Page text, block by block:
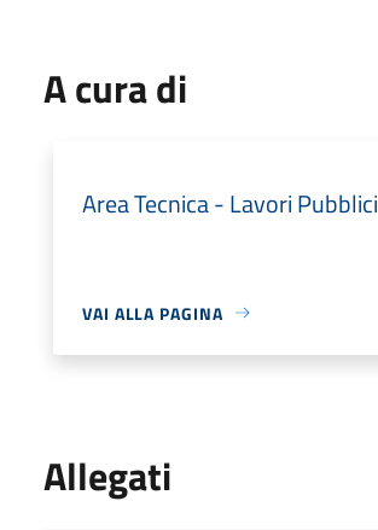
A cura di
Area Tecnica - Lavori Pubblici
VAI ALLA PAGINA
Allegati